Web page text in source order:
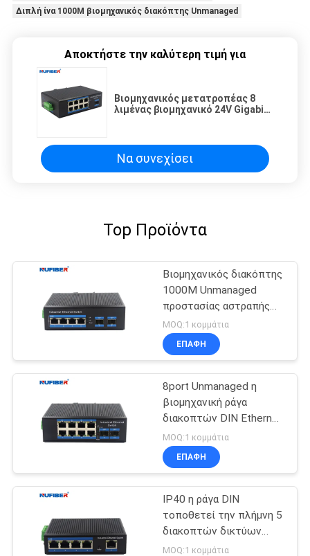
Διπλή ίνα 1000M βιομηχανικός διακόπτης Unmanaged
Αποκτήστε την καλύτερη τιμή για
Βιομηχανικός μετατροπέας 8
λιμένας βιομηχανικό 24V Gigabit
Να συνεχίσει
Top Προϊόντα
Βιομηχανικός διακόπτης
1000M Unmanaged
προστασίας αστραπής
διακόπτης Ethernet
ραγών DIN
MOQ:1 κομμάτια
ΕΠΑΦΉ
8port Unmanaged η
βιομηχανική ράγα
διακοπτών DIN Ethernet
διακοπτών βιομηχανική
τοποθετεί
MOQ:1 κομμάτια
ΕΠΑΦΉ
IP40 η ράγα DIN
τοποθετεί την πλήμνη 5
διακοπτών δικτύων
διεπαφή Gigabit Rj45
MOQ:1 κομμάτια